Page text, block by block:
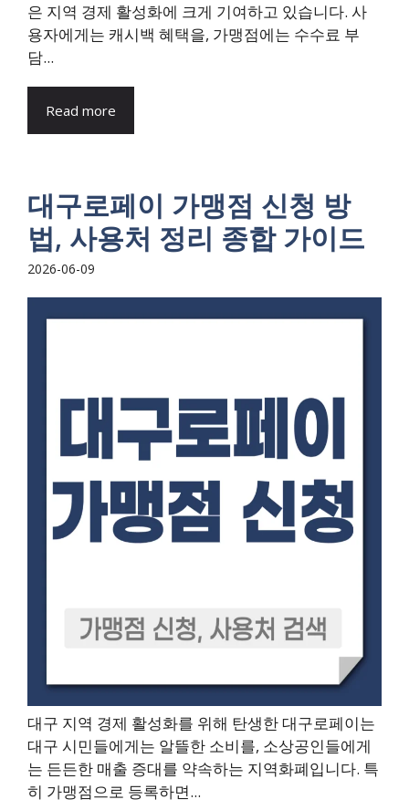
은 지역 경제 활성화에 크게 기여하고 있습니다. 사
용자에게는 캐시백 혜택을, 가맹점에는 수수료 부
담...
Read more
대구로페이 가맹점 신청 방
법, 사용처 정리 종합 가이드
2026-06-09
대구 지역 경제 활성화를 위해 탄생한 대구로페이는
대구 시민들에게는 알뜰한 소비를, 소상공인들에게
는 든든한 매출 증대를 약속하는 지역화폐입니다. 특
히 가맹점으로 등록하면...